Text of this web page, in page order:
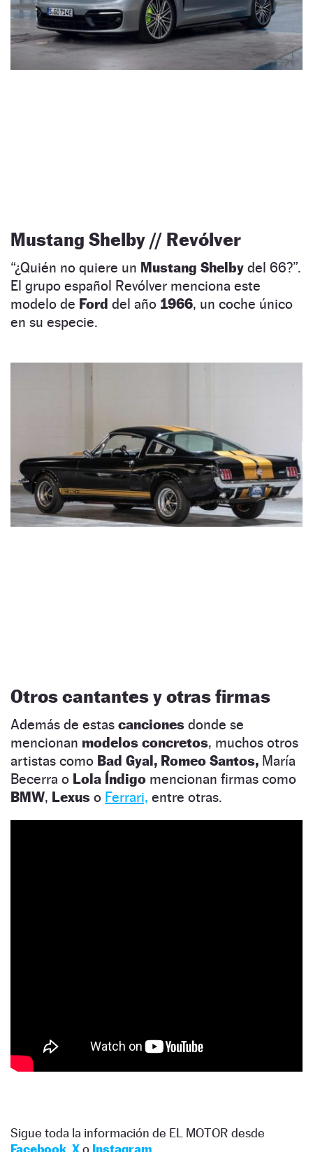
Mustang Shelby // Revólver
“¿Quién no quiere un Mustang Shelby del 66?”.
El grupo español Revólver menciona este
modelo de Ford del año 1966, un coche único
en su especie.
Otros cantantes y otras firmas
Además de estas canciones donde se
mencionan modelos concretos, muchos otros
artistas como Bad Gyal, Romeo Santos, María
Becerra o Lola Índigo mencionan firmas como
BMW, Lexus o Ferrari, entre otras.
Sigue toda la información de EL MOTOR desde
Facebook Xo Instagram